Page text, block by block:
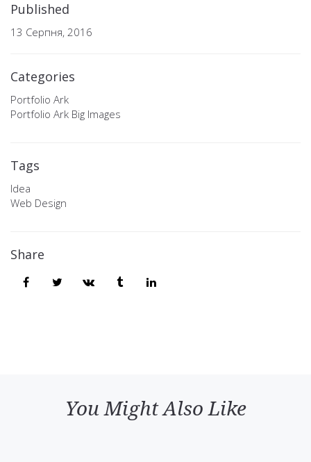
Published
13 Серпня, 2016
Categories
Portfolio Ark
Portfolio Ark Big Images
Tags
Idea
Web Design
Share
You Might Also Like